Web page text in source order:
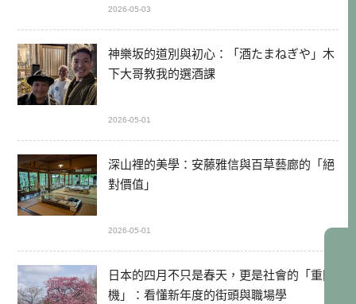
2026-05-03
神樂坂的道別與初心：「酒たまねぎや」木
下大哥教我的選酒課
2026-05-01
深山裡的美學：安藤雅信與百草藝廊的「絕
對價值」
2026-05-01
日本的四月不只是春天，更是社會的「重開
機」：看懂新年度的街頭與職場學